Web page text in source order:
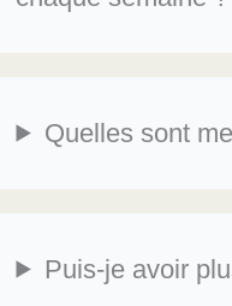
Quelles sont
Puis-je avoir